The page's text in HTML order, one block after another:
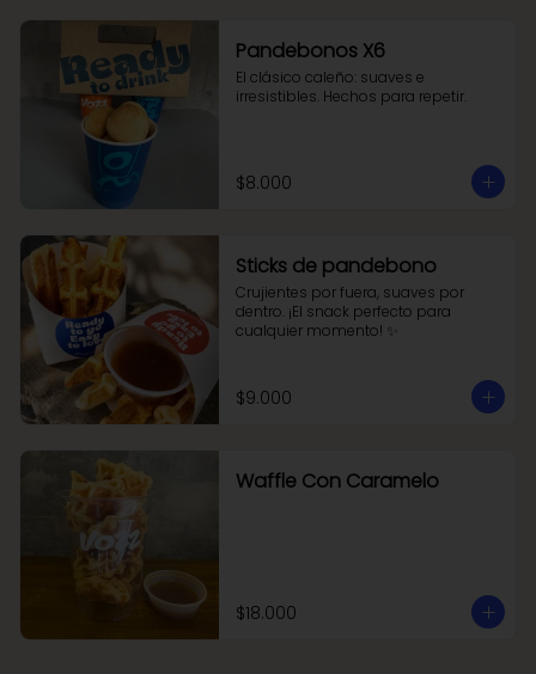
Pandebonos X6
El clásico caleño: suaves e
irresistibles. Hechos para repetir.
$8.000
Sticks de pandebono
Crujientes por fuera, suaves por
dentro. ¡El snack perfecto para
cualquier momento! ✨
$9.000
Waffle Con Caramelo
$18.000